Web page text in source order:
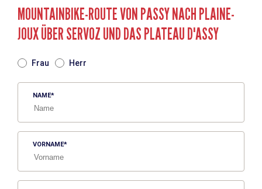
MOUNTAINBIKE-ROUTE VON PASSY NACH PLAINE-
JOUX ÜBER SERVOZ UND DAS PLATEAU D'ASSY
Frau Herr
NAME
VORNAME